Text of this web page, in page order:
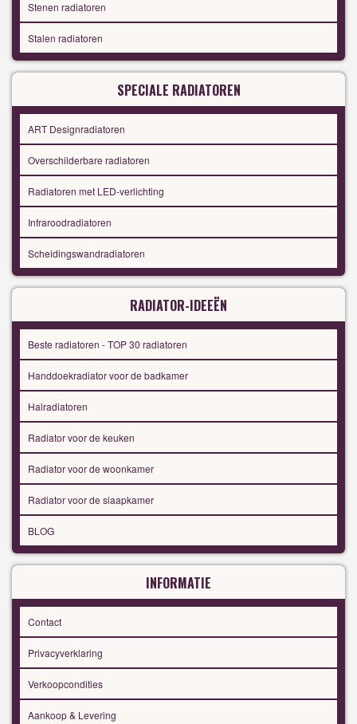
Stenen radiatoren
Stalen radiatoren
SPECIALE RADIATOREN
ART Designradiatoren
Overschilderbare radiatoren
Radiatoren met LED-verlichting
Infraroodradiatoren
Scheidingswandradiatoren
RADIATOR-IDEEËN
Beste radiatoren - TOP 30 radiatoren
Handdoekradiator voor de badkamer
Halradiatoren
Radiator voor de keuken
Radiator voor de woonkamer
Radiator voor de slaapkamer
BLOG
INFORMATIE
Contact
Privacyverklaring
Verkoopcondities
Aankoop & Levering